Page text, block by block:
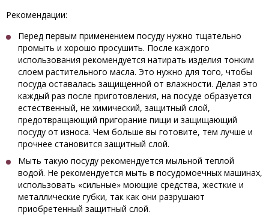
Рекомендации:
Перед первым применением посуду нужно тщательно
промыть и хорошо просушить. После каждого
использования рекомендуется натирать изделия тонким
слоем растительного масла. Это нужно для того, чтобы
посуда оставалась защищенной от влажности. Делая это
каждый раз после приготовления, на посуде образуется
естественный, не химический, защитный слой,
предотвращающий пригорание пищи и защищающий
посуду от износа. Чем больше вы готовите, тем лучше и
прочнее становится защитный слой.
Мыть такую посуду рекомендуется мыльной теплой
водой. Не рекомендуется мыть в посудомоечных машинах,
использовать «сильные» моющие средства, жесткие и
металлические губки, так как они разрушают
приобретенный защитный слой.